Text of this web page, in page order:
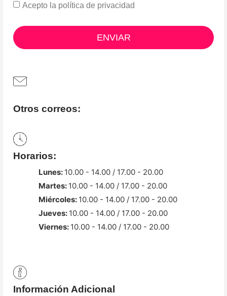
Acepto la política de privacidad
ENVIAR
Otros correos:
Horarios:
Lunes: 10.00 - 14.00 / 17.00 - 20.00
Martes: 10.00 - 14.00 / 17.00 - 20.00
Miércoles: 10.00 - 14.00 / 17.00 - 20.00
Jueves: 10.00 - 14.00 / 17.00 - 20.00
Viernes: 10.00 - 14.00 / 17.00 - 20.00
Información Adicional